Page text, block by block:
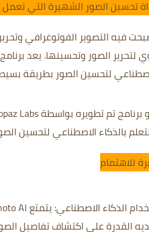
فيه التصوير الفوتوغرافي
لتحسين الصور بطريقة
بالذكاء الاصطناعي لتحسين
للاهتمام
الذكاء الاصطناعي:
القدرة على اكتشاف تفاصيل